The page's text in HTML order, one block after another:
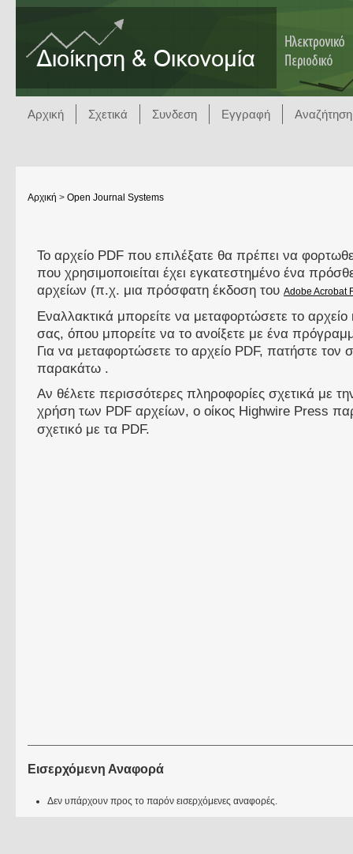
Αρχική Σχετικά Συνδεση Εγγραφή Αναζήτηση
Αρχική > Open Journal Systems
Το αρχείο PDF που επιλέξατε θα πρέπει να
που χρησιμοποιείται έχει εγκατεστημένο ένα
αρχείων (π.χ. μια πρόσφατη έκδοση του Adobe Acrobat
Εναλλακτικά μπορείτε να μεταφορτώσετε το
σας, όπου μπορείτε να το ανοίξετε με ένα
Για να μεταφορτώσετε το αρχείο PDF, πατήστε
παρακάτω .
Αν θέλετε περισσότερες πληροφορίες σχετικά με
χρήση των PDF αρχείων, ο οίκος Highwire Press
σχετικό με τα PDF.
Εισερχόμενη Αναφορά
Δεν υπάρχουν προς το παρόν εισερχόμενες αναφορές.